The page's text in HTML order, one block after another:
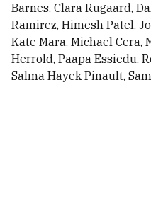
Barnes, Clara Rugaard,
Ramirez, Himesh Patel,
Kate Mara, Michael Cera,
Herrold, Paapa Essiedu,
Salma Hayek Pinault,